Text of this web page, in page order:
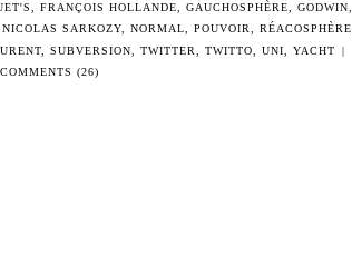
FRANÇOIS HOLLANDE GAUCHOSPHÈRE GODWIN
NICOLAS SARKOZY, NORMAL POUVOIR RÉACOSPHÈRE
, SUBVERSION TWITTER TWITTO UNI YACHT
|
COMMENTS (26)